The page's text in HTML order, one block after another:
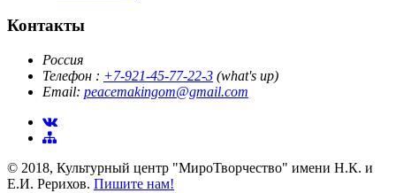
Контакты
Россия
Телефон : +7-921-45-77-22-3 (what's up)
Email: peacemakingom@gmail.com
© 2018, Культурный центр "МироТворчество" имени Н.К. и
Е.И. Рерихов. Пишите нам!